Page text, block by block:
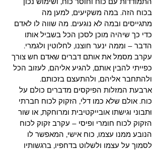
בכוח הזה. במה משקיעים, למען מה
מתגייסים ובמה לא נוגעים. מה שווה לו לאדם
כדי כך שיהיה מוכן לסכן הכל בשביל אותו
הדבר – וממה ינער חוצנו, לחלוטין ולגמרי.
עקרב מסמל את אותם דברים שאדם חש צורך
כפייתי להבין אותם, להגיע אליהם, לעזוב הכל
ולהתחבר אליהם, ולהתעצם בזכותם.
ארבעת המזלות הפיקסים מדברים כולם על
כוח. אולם שלא כמו דלי, הזקוק לכוח חברתי
וּתבוני וגישתו אובייקטיבית ומרוחקת, או שור
הזקוק לכוח חומרי ופיסי – עקרב זקוק לכוח
הנובע ממנו עצמו, כוח אישי, המאפשר לו
לסמוך על עצמו ולשלוט בדחפיו, ברגשותיו